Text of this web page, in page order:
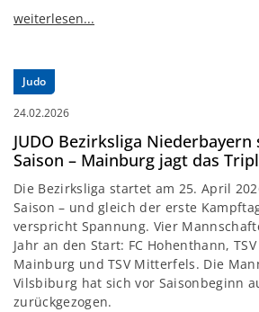
Judo
24.02.2026
JUDO Bezirksliga
Saison – Mainburg jagt das
Die Bezirksliga startet am 25. April
Saison – und gleich der erste
verspricht Spannung. Vier
Jahr an den Start: FC Hohenthann,
Mainburg und TSV Mitterfels. Die
Vilsbiburg hat sich vor Saisonbeginn
zurückgezogen.